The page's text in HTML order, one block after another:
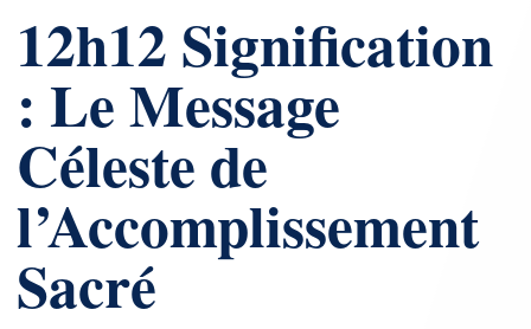
12h12 Signification
: Le Message
Céleste de
l’Accomplissement
Sacré